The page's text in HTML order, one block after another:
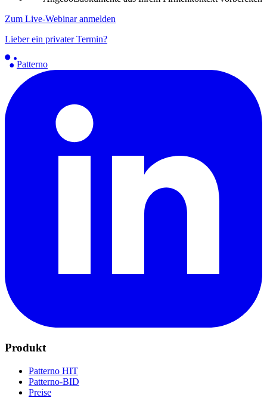
Zum Live-Webinar anmelden
Lieber ein privater Termin?
Patterno
Produkt
Patterno HIT
Patterno-BID
Preise